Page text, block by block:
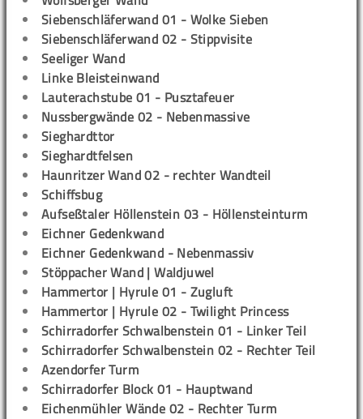
Siebenschläferwand 01 - Wolke Sieben
Siebenschläferwand 02 - Stippvisite
Seeliger Wand
Linke Bleisteinwand
Lauterachstube 01 - Pusztafeuer
Nussbergwände 02 - Nebenmassive
Sieghardttor
Sieghardtfelsen
Haunritzer Wand 02 - rechter Wandteil
Schiffsbug
Aufseßtaler Höllenstein 03 - Höllensteinturm
Eichner Gedenkwand
Eichner Gedenkwand - Nebenmassiv
Stöppacher Wand | Waldjuwel
Hammertor | Hyrule 01 - Zugluft
Hammertor | Hyrule 02 - Twilight Princess
Schirradorfer Schwalbenstein 01 - Linker Teil
Schirradorfer Schwalbenstein 02 - Rechter Teil
Azendorfer Turm
Schirradorfer Block 01 - Hauptwand
Eichenmühler Wände 02 - Rechter Turm